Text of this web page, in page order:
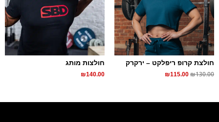
חולצת קרופ ריפלקט – ירקרק
₪130.00
₪115.00
חולצות מותג
₪140.00